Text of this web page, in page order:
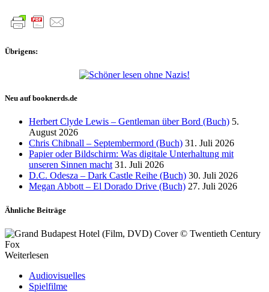
Übrigens:
Neu auf booknerds.de
Herbert Clyde Lewis – Gentleman über Bord (Buch) 5.
August 2026
Chris Chibnall – Septembermord (Buch) 31. Juli 2026
Papier oder Bildschirm: Was digitale Unterhaltung mit
unseren Sinnen macht 31. Juli 2026
D.C. Odesza – Dark Castle Reihe (Buch) 30. Juli 2026
Megan Abbott – El Dorado Drive (Buch) 27. Juli 2026
Ähnliche Beiträge
Weiterlesen
Audiovisuelles
Spielfilme